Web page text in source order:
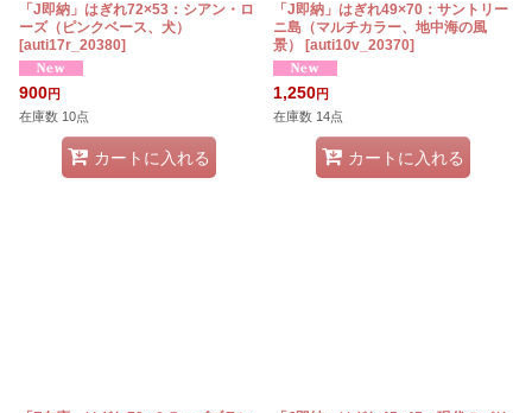
「J即納」はぎれ72×53：シアン・ロ
ーズ（ピンクベース、犬）
[auti17r_20380]
900円
在庫数 10点
カートに入れる
「J即納」はぎれ49×70：サントリー
ニ島（マルチカラー、地中海の風
景）
[auti10v_20370]
1,250円
在庫数 14点
カートに入れる